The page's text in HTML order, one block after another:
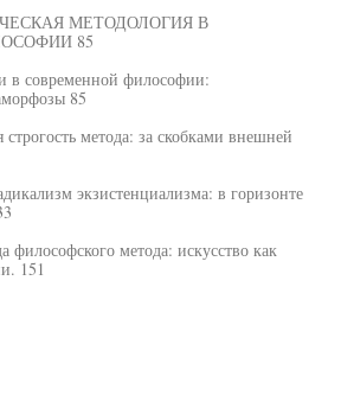
МЕТОДОЛОГИЯ В
85
в современной философии:
85
метода: за скобками внешней
экзистенциализма: в горизонте
философского метода: искусство как
151